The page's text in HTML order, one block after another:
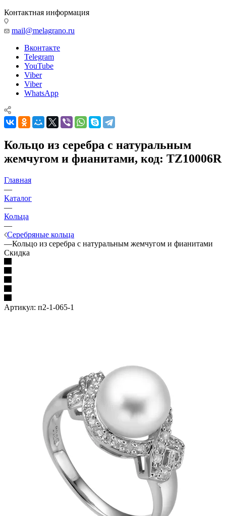
Контактная информация
mail@melagrano.ru
Вконтакте
Telegram
YouTube
Viber
Viber
WhatsApp
Кольцо из серебра с натуральным
жемчугом и фианитами, код: TZ10006R
Главная
—
Каталог
—
Кольца
—
Серебряные кольца
—Кольцо из серебра с натуральным жемчугом и фианитами
Скидка
Артикул: п2-1-065-1